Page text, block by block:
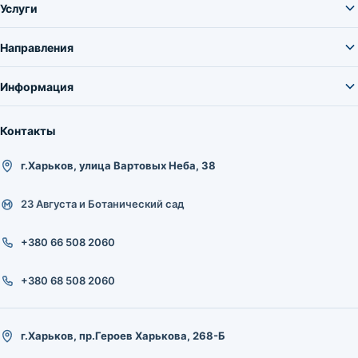
Услуги
Направления
Информация
Контакты
г.Харьков, улица Вартовых Неба, 38
23 Августа и Ботанический сад
+380 66 508 2060
+380 68 508 2060
г.Харьков, пр.Героев Харькова, 268-Б